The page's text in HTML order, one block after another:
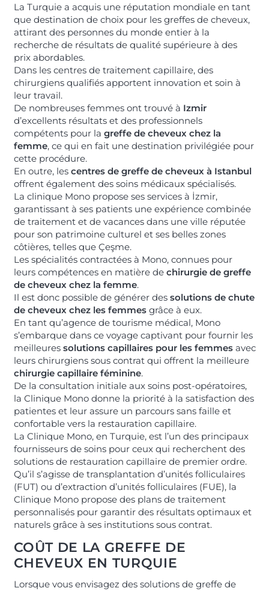
La Turquie a acquis une réputation mondiale en tant
que destination de choix pour les greffes de cheveux,
attirant des personnes du monde entier à la
recherche de résultats de qualité supérieure à des
prix abordables.
Dans les centres de traitement capillaire, des
chirurgiens qualifiés apportent innovation et soin à
leur travail.
De nombreuses femmes ont trouvé à Izmir
d’excellents résultats et des professionnels
compétents pour la greffe de cheveux chez la
femme, ce qui en fait une destination privilégiée pour
cette procédure.
En outre, lescentres de greffe de cheveux à Istanbul
offrent également des soins médicaux spécialisés.
La clinique Mono propose ses services à İzmir,
garantissant à ses patients une expérience combinée
de traitement et de vacances dans une ville réputée
pour son patrimoine culturel et ses belles zones
côtières, telles que Çeşme.
Les spécialités contractées à Mono, connues pour
leurs compétences en matière de chirurgie de greffe
de cheveux chez la femme.
Il est donc possible de générer des solutions de chute
de cheveux chez les femmesgrâce à eux.
En tant qu’agence de tourisme médical, Mono
s’embarque dans ce voyage captivant pour fournir les
meilleures solutions capillaires pour les femmes avec
leurs chirurgiens sous contrat qui offrent la meilleure
chirurgie capillaire féminine.
De la consultation initiale aux soins post-opératoires,
la Clinique Mono donne la priorité à la satisfaction des
patientes et leur assure un parcours sans faille et
confortable vers la restauration capillaire.
La Clinique Mono, en Turquie, est l’un des principaux
fournisseurs de soins pour ceux qui recherchent des
solutions de restauration capillaire de premier ordre.
Qu’il s’agisse de transplantation d’unités folliculaires
(FUT) ou d’extraction d’unités folliculaires (FUE), la
Clinique Mono propose des plans de traitement
personnalisés pour garantir des résultats optimaux et
naturels grâce à ses institutions sous contrat.
COÛT DE LA GREFFE DE
CHEVEUX EN TURQUIE
Lorsque vous envisagez des solutions de greffe de